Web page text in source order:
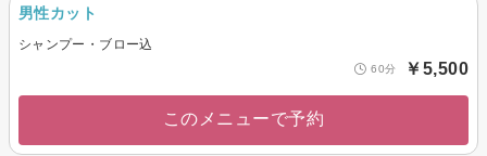
男性カット
シャンプー・ブロー込
60分 ￥5,500
このメニューで予約